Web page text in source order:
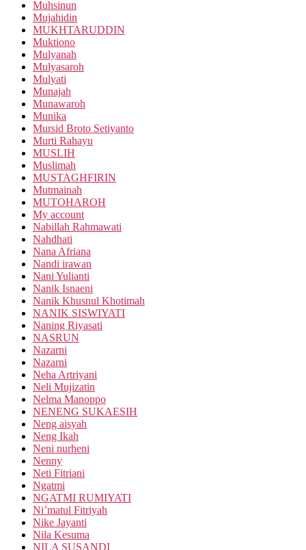
Muhsinun
Mujahidin
MUKHTARUDDIN
Muktiono
Mulyanah
Mulyasaroh
Mulyati
Munajah
Munawaroh
Munika
Mursid Broto Setiyanto
Murti Rahayu
MUSLIH
Muslimah
MUSTAGHFIRIN
Mutmainah
MUTOHAROH
My account
Nabillah Rahmawati
Nahdhati
Nana Afriana
Nandi irawan
Nani Yulianti
Nanik Isnaeni
Nanik Khusnul Khotimah
NANIK SISWIYATI
Naning Riyasati
NASRUN
Nazarni
Nazarni
Neha Artriyani
Neli Mujizatin
Nelma Manoppo
NENENG SUKAESIH
Neng aisyah
Neng Ikah
Neni nurheni
Nenny
Neti Fitriani
Ngatmi
NGATMI RUMIYATI
Ni’matul Fitriyah
Nike Jayanti
Nila Kesuma
NILA SUSANDI